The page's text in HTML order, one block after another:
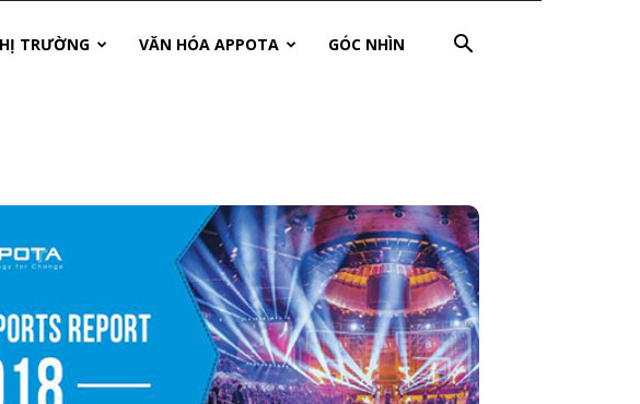
TRƯỜNG VĂN HÓA APPOTA GÓC NHÌN